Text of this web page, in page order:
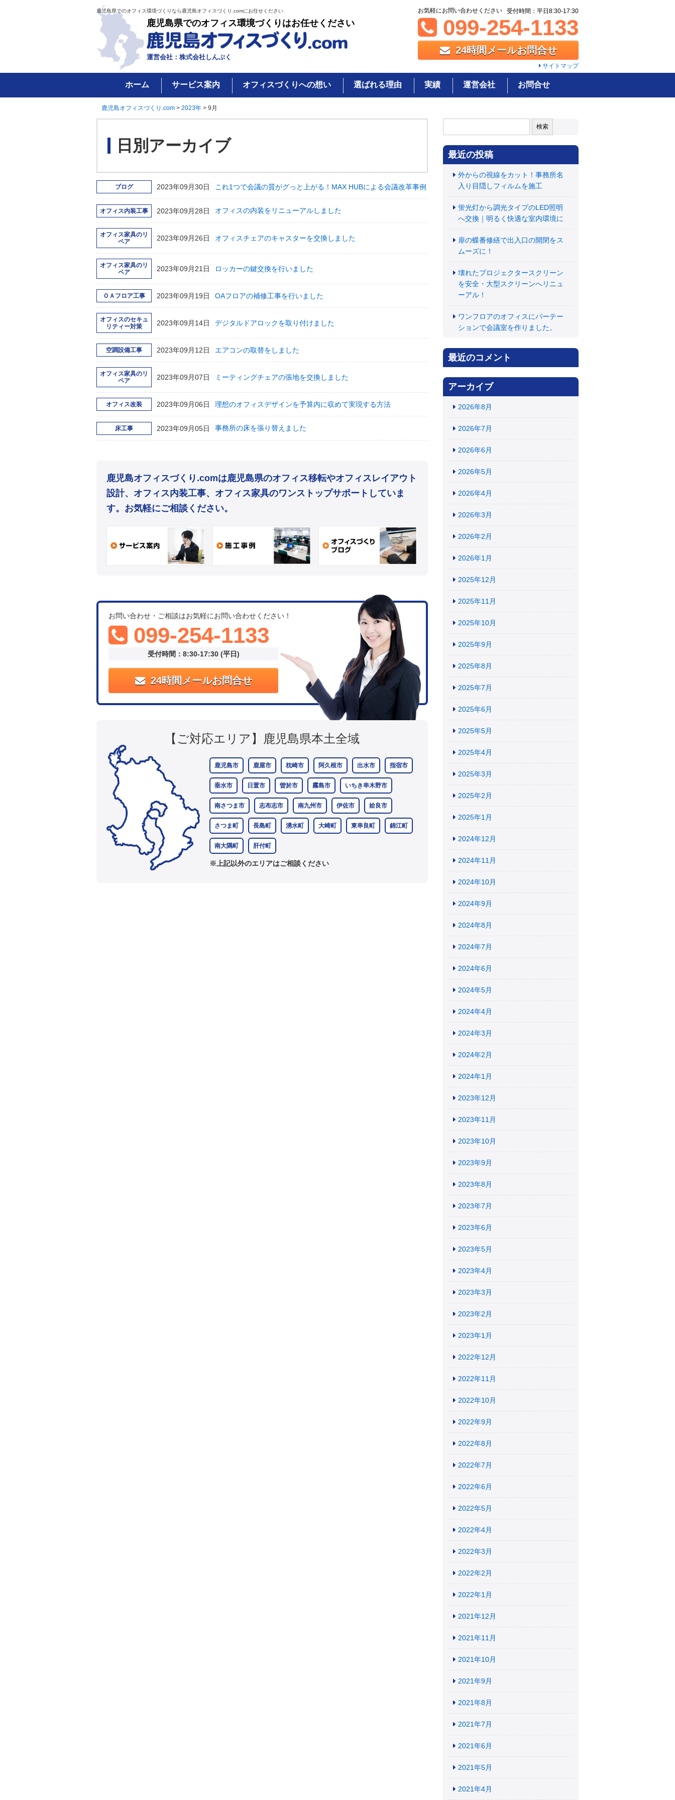
鹿児島県でのオフィス環境づくりなら鹿児島オフィスづくり.comにお任せください
鹿児島県でのオフィス環境づくりはお任せください
運営会社：株式会社しんぷく
お気軽にお問い合わせください
099-254-1133
受付時間：平日8:30-17:30
24時間メールお問合せ
サイトマップ
ホーム サービス案内 オフィスづくりへの想い 選ばれる理由 実績 運営会社 お問合せ
鹿児島オフィスづくり.com > 2023年 > 9月
日別アーカイブ
ブログ 2023年09月30日 これ1つで会議の質がグっと上がる！MAX HUBによる会議改革事例
オフィス内装工事 2023年09月28日 オフィスの内装をリニューアルしました
オフィス家具のリ
ペア
2023年09月26日 オフィスチェアのキャスターを交換しました
オフィス家具のリ
ペア
2023年09月21日 ロッカーの鍵交換を行いました
ＯＡフロア工事 2023年09月19日 OAフロアの補修工事を行いました
オフィスのセキュ
リティー対策
2023年09月14日 デジタルドアロックを取り付けました
空調設備工事 2023年09月12日 エアコンの取替をしました
オフィス家具のリ
ペア
2023年09月07日 ミーティングチェアの張地を交換しました
オフィス改装 2023年09月06日 理想のオフィスデザインを予算内に収めて実現する方法
床工事 2023年09月05日 事務所の床を張り替えました
鹿児島オフィスづくり.comは鹿児島県のオフィス移転やオフィスレイアウト
設計、オフィス内装工事、オフィス家具のワンストップサポートしていま
す。お気軽にご相談ください。
お問い合わせ・ご相談はお気軽にお問い合わせください！
099-254-1133
受付時間：8:30-17:30 (平日)
24時間メールお問合せ
【ご対応エリア】 鹿児島県本土全域
鹿児島市 鹿屋市 枕崎市 阿久根市 出水市 指宿市
垂水市 日置市 曽於市 霧島市 いちき串木野市
南さつま市 志布志市 南九州市 伊佐市 姶良市
さつま町 長島町 湧水町 大崎町 東串良町 錦江町
南大隅町 肝付町
※上記以外のエリアはご相談ください
索:
最近の投稿
外からの視線をカット！事務所名
入り目隠しフィルムを施工
蛍光灯から調光タイプのLED照明
へ交換｜明るく快適な室内環境に
扉の蝶番修繕で出入口の開閉をス
ムーズに！
壊れたプロジェクタースクリーン
を安全・大型スクリーンへリニュ
ーアル！
ワンフロアのオフィスにパーテー
ションで会議室を作りました。
最近のコメント
アーカイブ
2026年8月
2026年7月
2026年6月
2026年5月
2026年4月
2026年3月
2026年2月
2026年1月
2025年12月
2025年11月
2025年10月
2025年9月
2025年8月
2025年7月
2025年6月
2025年5月
2025年4月
2025年3月
2025年2月
2025年1月
2024年12月
2024年11月
2024年10月
2024年9月
2024年8月
2024年7月
2024年6月
2024年5月
2024年4月
2024年3月
2024年2月
2024年1月
2023年12月
2023年11月
2023年10月
2023年9月
2023年8月
2023年7月
2023年6月
2023年5月
2023年4月
2023年3月
2023年2月
2023年1月
2022年12月
2022年11月
2022年10月
2022年9月
2022年8月
2022年7月
2022年6月
2022年5月
2022年4月
2022年3月
2022年2月
2022年1月
2021年12月
2021年11月
2021年10月
2021年9月
2021年8月
2021年7月
2021年6月
2021年5月
2021年4月